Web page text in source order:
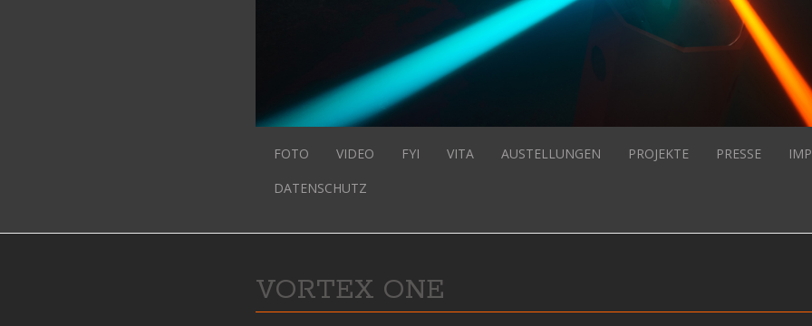
FOTO VIDEO FYI VITA AUSTELLUNGEN PROJEKTE PRESSE
DATENSCHUTZ
VORTEX ONE